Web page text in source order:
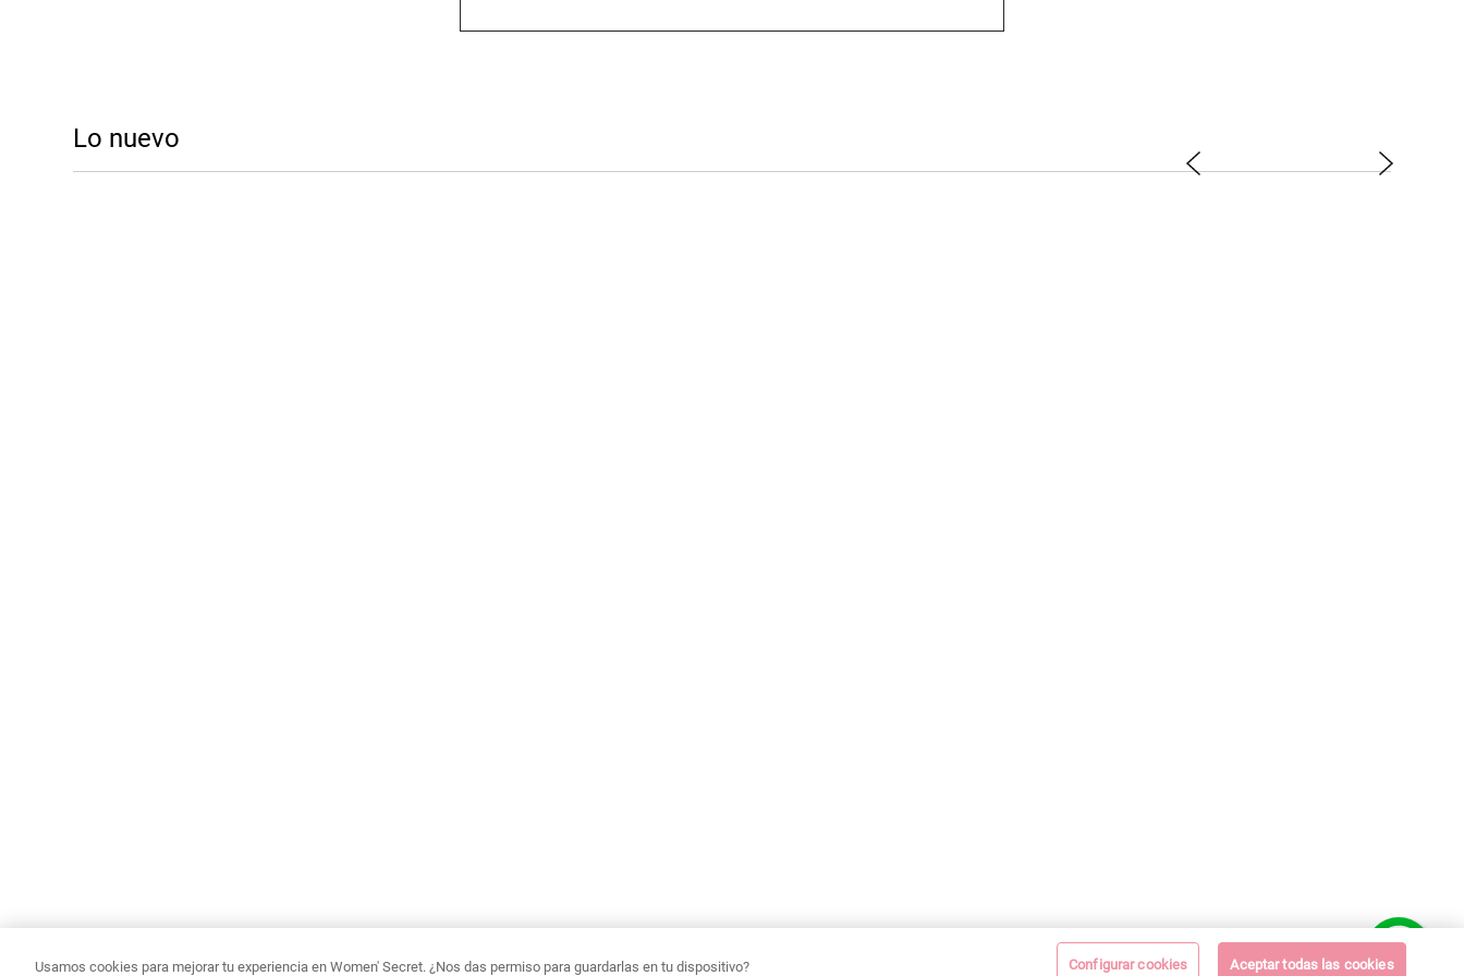
Lo nuevo
Usamos cookies para mejorar tu experiencia en Women' Secret. ¿Nos das permiso para guardarlas en tu dispositivo? Configurar cookies Aceptar todas las cookies